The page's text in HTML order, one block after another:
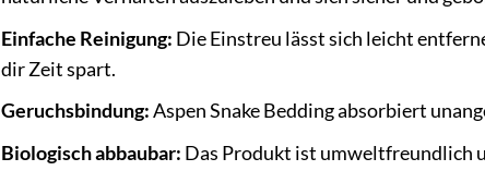
Einfache Reinigung: Die Einstreu lässt sich leicht
dir Zeit spart.
Geruchsbindung:Aspen Snake Bedding absorbiert
Biologisch abbaubar: Das Produkt ist umweltfreundlich